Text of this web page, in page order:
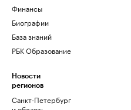
Финансы
Биографии
База знаний
РБК Образование
Новости
регионов
Санкт-Петербург